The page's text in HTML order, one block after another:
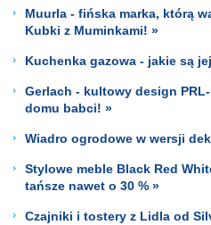
Muurla - fińska marka, którą
Kubki z Muminkami! »
Kuchenka gazowa - jakie są
Gerlach - kultowy design
domu babci! »
Wiadro ogrodowe w wersji
Stylowe meble Black Red
tańsze nawet o 30 % »
Czajniki i tostery z Lidla od